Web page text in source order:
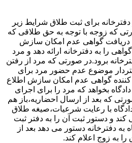
برای ثبت طلاق شرایط زیر
که زوجه با توجه به حق طلاقی که
دریافت گواهی عدم امکان سازش
را به دفترخانه ارائه دهد و مرد
برود.در صورتی که مرد از رفتن
موضوع عدم حضور مرد برای
کننده گواهی عدم امکان سازش اطلاع
بخواهد که مرد را برای اجرای
که بعد از ارسال احضاریه،باز هم
با رعایت شرعیات،صیغه طلاق
و دستور ثبت آن را به دفتر ثبت
دفترخانه دستور می دهد بعد از
به زوج اعلام کند.